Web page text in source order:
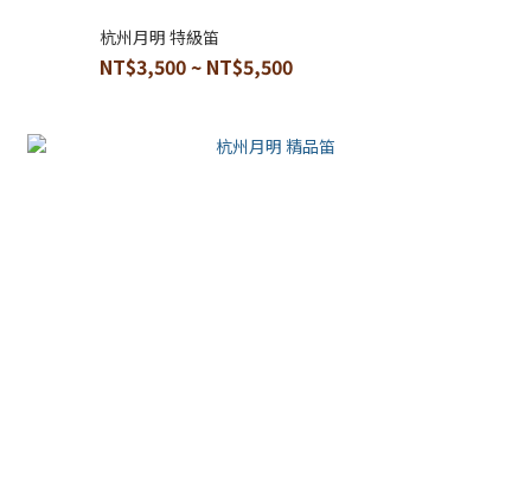
杭州月明 特級笛
NT$3,500 ~ NT$5,500